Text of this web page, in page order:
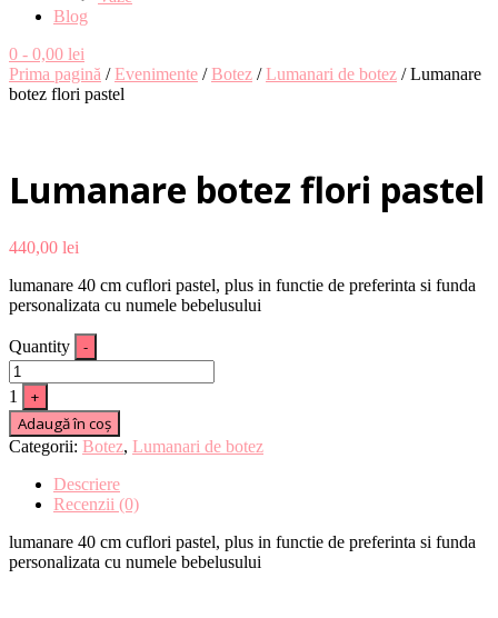
Blog
0 - 0,00 lei
Prima pagină /Evenimente /Botez /Lumanari de botez / Lumanare
botez flori pastel
Lumanare botez flori pastel
440,00 lei
lumanare 40 cm cuflori pastel, plus in functie de preferinta si funda
personalizata cu numele bebelusului
Quantity -
1
+
Adaugă în coș
Categorii: Botez, Lumanari de botez
Descriere
Recenzii (0)
lumanare 40 cm cuflori pastel, plus in functie de preferinta si funda
personalizata cu numele bebelusului